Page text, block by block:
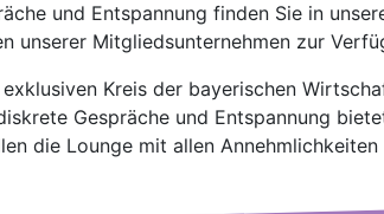
und Entspannung finden Sie in
unserer Mitgliedsunternehmen zur
Kreis der bayerischen
Gespräche und Entspannung
die Lounge mit allen Annehmlichkeiten